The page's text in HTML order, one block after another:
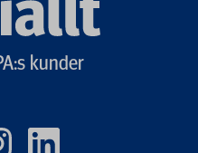
kunder